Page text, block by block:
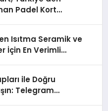
Padel Kort
Isıtma Seramik ve
İçin En Verimli
ile Doğru
Telegram